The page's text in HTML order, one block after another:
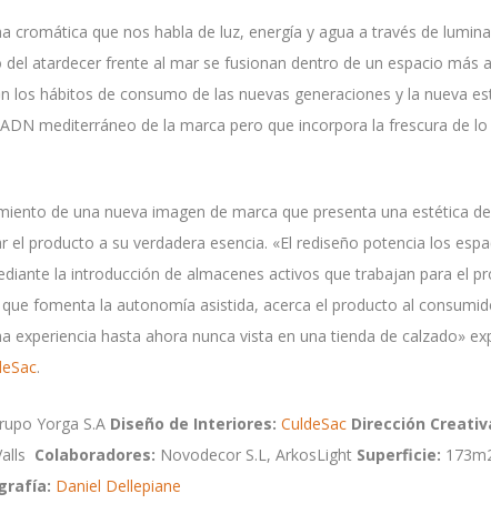
cromática que nos habla de luz, energía y agua a través de
atardecer frente al mar se fusionan dentro de un espacio más
los hábitos de consumo de las nuevas generaciones y la nueva
mediterráneo de la marca pero que incorpora la frescura de lo
de una nueva imagen de marca que presenta una estética
el producto a su verdadera esencia. «El rediseño potencia los
la introducción de almacenes activos que trabajan para el
fomenta la autonomía asistida, acerca el producto al
experiencia hasta ahora nunca vista en una tienda de calzado»
.
Yorga S.A Diseño de Interiores: CuldeSac Dirección
Colaboradores: Novodecor S.L, ArkosLight Superficie:
Daniel Dellepiane